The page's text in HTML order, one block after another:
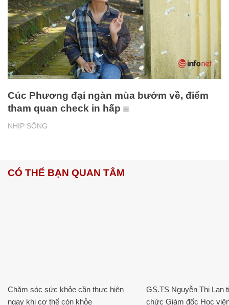
NHỊP SỐNG
Cúc Phương đại ngàn mùa bướm về, điểm
tham quan check in hấp
CÓ THỂ BẠN QUAN TÂM
Chăm sóc sức khỏe cần thực hiện
ngay khi cơ thể còn khỏe
GS.TS Nguyễn Thị Lan
chức Giám đốc Học